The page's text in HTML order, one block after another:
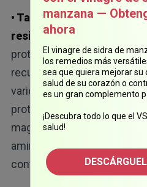
• También se produjeron
resistencia y la
proteínas también mejoró
recuperación y dolor entre
varios estudios, los
proteínas antes de dormir
magra a un ritmo más
aminoácidos en la noche
continua de los tejidos.
manzana —
ahora
El vinagre de sidra de
los remedios más
sea que quiera mejorar
salud de su corazón o
es un gran complemento
¡Descubra todo lo que el
salud!